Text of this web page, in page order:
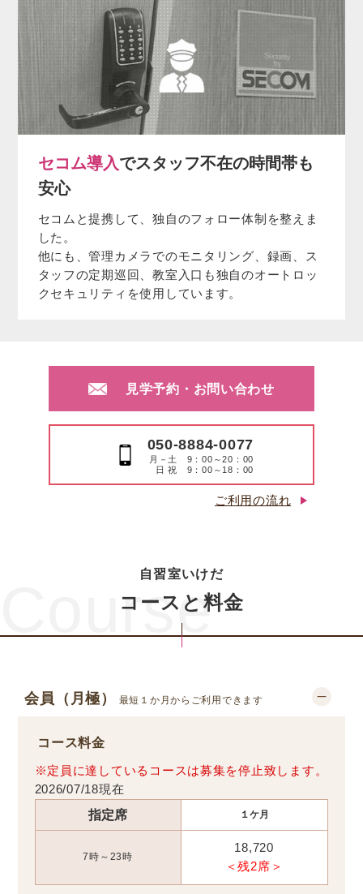
セコム導入でスタッフ不在の時間帯も
安心
セコムと提携して、独自のフォロー体制を整えま
した。
他にも、管理カメラでのモニタリング、録画、ス
タッフの定期巡回、教室入口も独自のオートロッ
クセキュリティを使用しています。
見学予約・お問い合わせ
050-8884-0077
月－土 9：00～20：00
日 祝 9：00～18：00
ご利用の流れ
自習室いけだ
コースと料金
Course
会員（月極） 最短１か月からご利用できます
コース料金
※定員に達しているコースは募集を停止致します。
2026/07/18現在
指定席 １ケ月
7時～23時
18,720
＜残2席＞